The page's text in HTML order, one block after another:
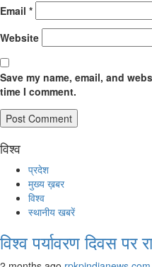
Email *
Website
Save my name, email, and
time I comment.
विश्व
प्रदेश
मुख्य ख़बर
विश्व
स्थानीय खबरें
विश्व पर्यावरण दिवस पर